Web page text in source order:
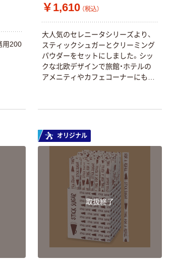
用200
￥1,610 （税込）
大人気のセレニータシリーズより、
スティックシュガーとクリーミング
パウダーをセットにしました。シッ
クな北欧デザインで旅館・ホテルの
アメニティやカフェコーナーにもお
オリジナル
取扱終了